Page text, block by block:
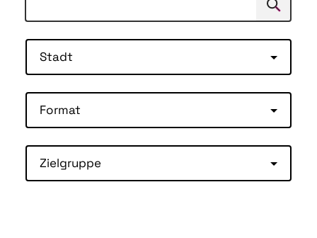
Suchen
Stadt
Format
Zielgruppe